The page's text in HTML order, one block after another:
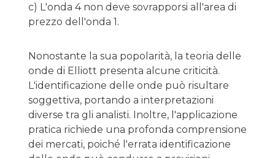
c) L'onda 4 non deve sovrapporsi all'area di
prezzo dell'onda 1.
Nonostante la sua popolarità, la teoria delle
onde di Elliott presenta alcune criticità.
L'identificazione delle onde può risultare
soggettiva, portando a interpretazioni
diverse tra gli analisti. Inoltre, l'applicazione
pratica richiede una profonda comprensione
dei mercati, poiché l'errata identificazione